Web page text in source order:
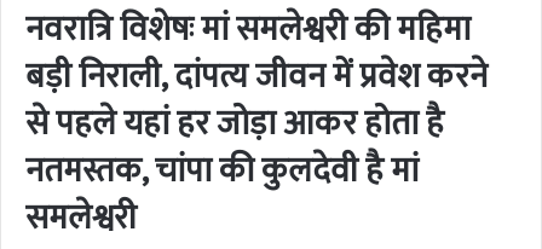
नवरात्रि विशेषः मां समलेश्वरी की महिमा
बड़ी निराली, दांपत्य जीवन में प्रवेश करने
से पहले यहां हर जोड़ा आकर होता है
नतमस्तक, चांपा की कुलदेवी है मां
समलेश्वरी